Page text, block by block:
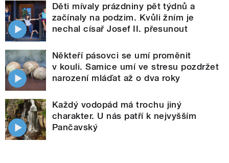
Děti mívaly prázdniny pět týdnů a
začínaly na podzim. Kvůli žním je
nechal císař Josef II. přesunout
Někteří pásovci se umí proměnit
v kouli. Samice umí ve stresu pozdržet
narození mláďat až o dva roky
Každý vodopád má trochu jiný
charakter. U nás patří k nejvyšším
Pančavský